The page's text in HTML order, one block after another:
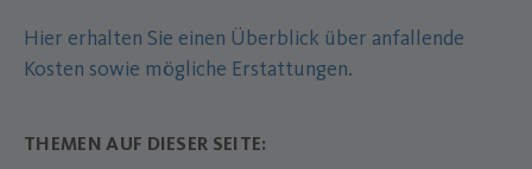
Hier erhalten Sie einen Überblick über anfallende
Kosten sowie mögliche Erstattungen.
THEMEN AUF DIESER SEITE: